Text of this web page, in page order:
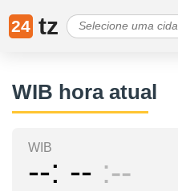
24 tz
WIB hora atual
WIB
-- -- --